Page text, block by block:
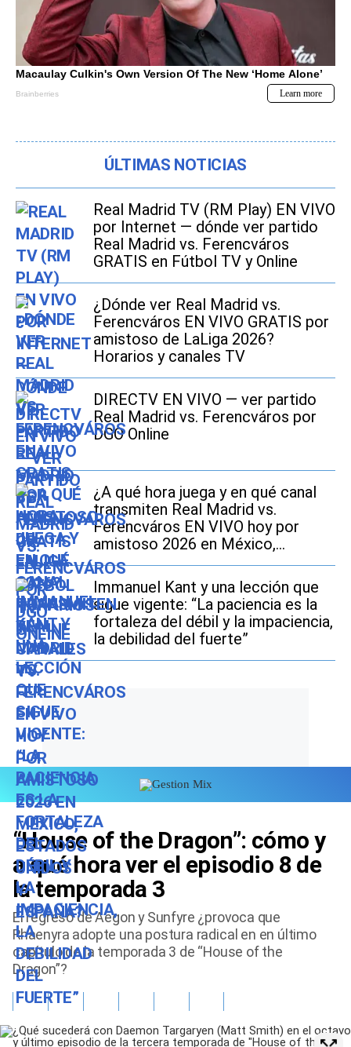
ÚLTIMAS NOTICIAS
Real Madrid TV (RM Play) EN VIVO
por Internet — dónde ver partido
Real Madrid vs. Ferencváros
GRATIS en Fútbol TV y Online
¿Dónde ver Real Madrid vs.
Ferencváros EN VIVO GRATIS por
amistoso de LaLiga 2026?
Horarios y canales TV
DIRECTV EN VIVO — ver partido
Real Madrid vs. Ferencváros por
DGO Online
¿A qué hora juega y en qué canal
transmiten Real Madrid vs.
Ferencváros EN VIVO hoy por
amistoso 2026 en México,
Estados Unidos y España?
Immanuel Kant y una lección que
sigue vigente: “La paciencia es la
fortaleza del débil y la impaciencia,
la debilidad del fuerte”